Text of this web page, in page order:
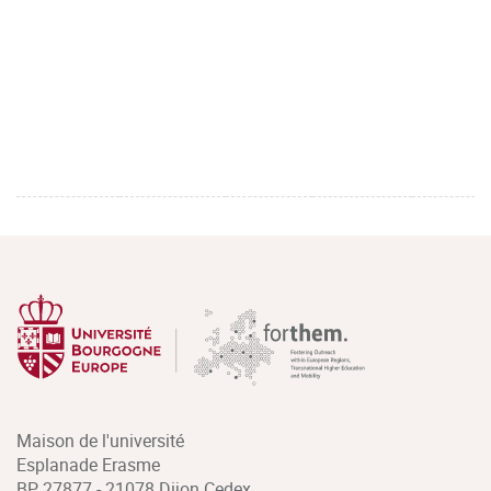
Maison de l'université
Esplanade Erasme